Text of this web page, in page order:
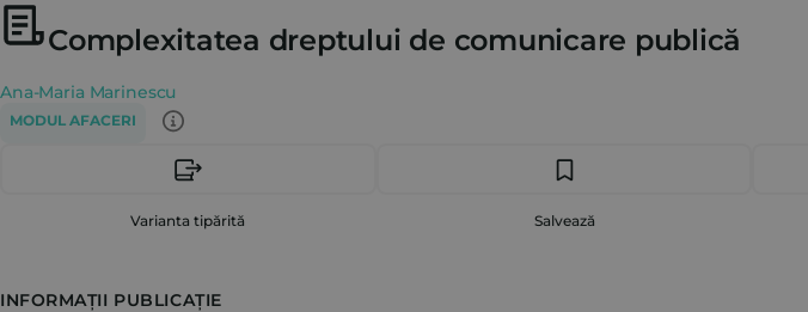
Complexitatea dreptului de comunicare publică
Ana-Maria Marinescu
MODUL AFACERI
Varianta tipărită Salvează
INFORMAȚII PUBLICAȚIE